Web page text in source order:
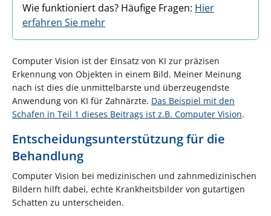
Wie funktioniert das? Häufige Fragen: Hier
erfahren Sie mehr
Computer Vision ist der Einsatz von KI zur präzisen
Erkennung von Objekten in einem Bild. Meiner Meinung
nach ist dies die unmittelbarste und überzeugendste
Anwendung von KI für Zahnärzte. Das Beispiel mit den
Schafen in Teil 1 dieses Beitrags ist z.B. Computer Vision.
Entscheidungsunterstützung für die
Behandlung
Computer Vision bei medizinischen und zahnmedizinischen
Bildern hilft dabei, echte Krankheitsbilder von gutartigen
Schatten zu unterscheiden.